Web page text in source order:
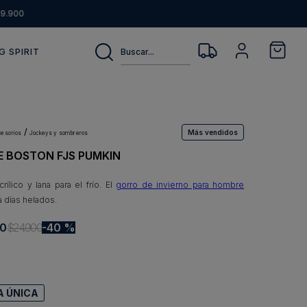
SPIRIT
Buscar...
jockeys y sombreros Más vendidos
BOSTON FJS PUMKIN
y lana para el frío. El gorro de invierno para hombre
días helados.
$24.900 40 %
ÚNICA